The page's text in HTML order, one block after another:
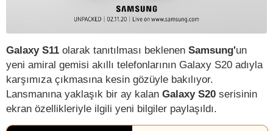
Galaxy S11 olarak tanıtılması beklenen Samsung'un
yeni amiral gemisi akıllı telefonlarının Galaxy S20 adıyla
karşımıza çıkmasına kesin gözüyle bakılıyor.
Lansmanına yaklaşık bir ay kalan Galaxy S20 serisinin
ekran özellikleriyle ilgili yeni bilgiler paylaşıldı.